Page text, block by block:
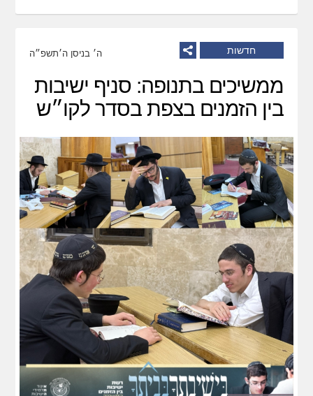
חדשות ה׳ בניסן ה׳תשפ״ה
ממשיכים בתנופה: סניף ישיבות
בין הזמנים בצפת בסדר לקו״ש